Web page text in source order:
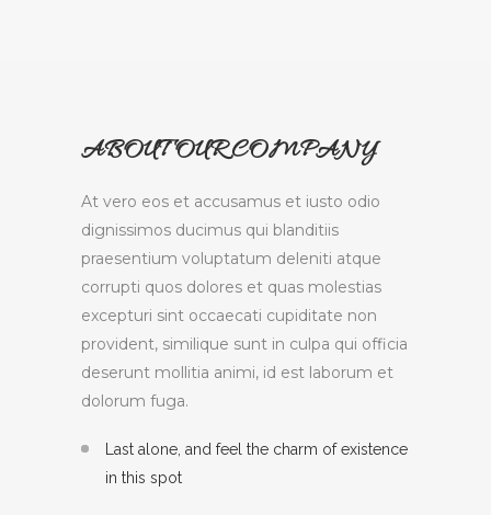
ABOUT OUR COMPANY
At vero eos et accusamus et iusto odio
dignissimos ducimus qui blanditiis
praesentium voluptatum deleniti atque
corrupti quos dolores et quas molestias
excepturi sint occaecati cupiditate non
provident, similique sunt in culpa qui officia
deserunt mollitia animi, id est laborum et
dolorum fuga.
Last alone, and feel the charm of existence
in this spot